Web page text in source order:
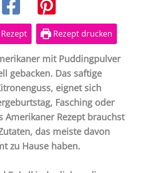
Rezept drucken
mit Puddingpulver
gebacken. Das saftige
eignet sich
Fasching oder
Amerikaner Rezept brauchst
das meiste davon
zu Hause haben.